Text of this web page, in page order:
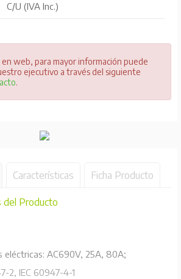
C/U (IVA Inc.)
web, para mayor información puede
ejecutivo a través del siguiente
.
Características Ficha Producto
del Producto
eléctricas: AC690V, 25A, 80A;
2, IEC 60947-4-1